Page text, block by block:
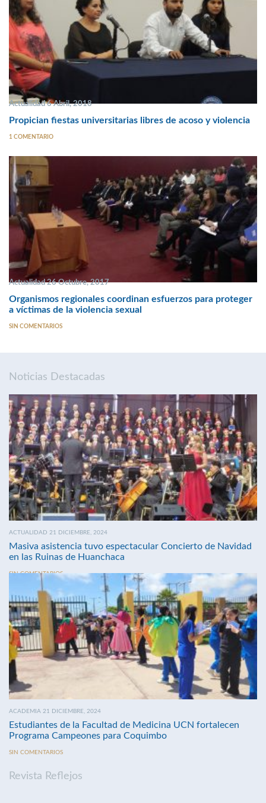
Actualidad 6 Abril, 2018
Propician fiestas universitarias libres de acoso y violencia
1 COMENTARIO
Actualidad 26 Octubre, 2017
Organismos regionales coordinan esfuerzos para proteger
a víctimas de la violencia sexual
SIN COMENTARIOS
Noticias Destacadas
ACTUALIDAD 21 DICIEMBRE, 2024
Masiva asistencia tuvo espectacular Concierto de Navidad
en las Ruinas de Huanchaca
SIN COMENTARIOS
ACADEMIA 21 DICIEMBRE, 2024
Estudiantes de la Facultad de Medicina UCN fortalecen
Programa Campeones para Coquimbo
SIN COMENTARIOS
Revista Reflejos